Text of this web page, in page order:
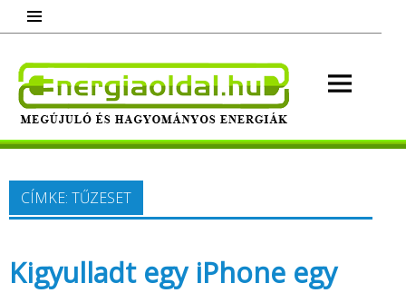
content
Megújuló és hagyományos energiák.
Minden, ami energia!
CÍMKE: TŰZESET
Kigyulladt egy iPhone egy